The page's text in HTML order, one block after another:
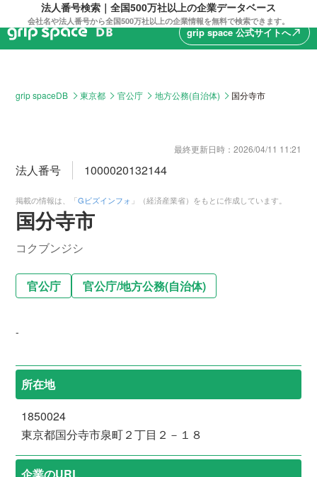
法人番号検索｜全国500万社以上の企業データベース
会社名や法人番号から全国500万社以上の企業情報を無料で検索できます。
grip space 公式サイトへnorth_east
grip spaceDB 東京都 官公庁 地方公務(自治体) 国分寺市
最終更新日時： 2026/04/11 11:21
法人番号 1000020132144
掲載の情報は、「Gビズインフォ 」（経済産業省）をもとに作成しています。
国分寺市
コクブンジシ
官公庁 官公庁/地方公務(自治体)
-
所在地
1850024
東京都国分寺市泉町２丁目２－１８